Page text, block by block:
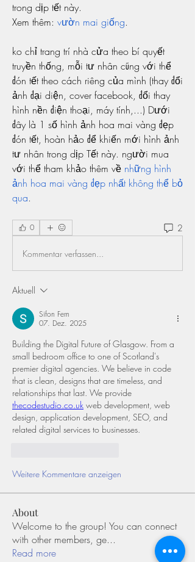
trong dịp tết này.
Xem thêm: vườn mai giống.
ko chỉ trang trí nhà cửa theo bí quyết
truyền thống, mỗi tư nhân cũng với thể
đón tết theo cách riêng của mình (thay đổi
ảnh đại diện, cover facebook, đổi thay
hình nền điện thoại, máy tính,...) Dưới
đây là 1 số hình ảnh hoa mai vàng đẹp
đón tết, hoàn hảo để khiến mới hình ảnh
tư nhân trong dịp Tết này. người mua
với thể tham khảo thêm về những hình
ảnh hoa mai vàng đẹp nhất không thể bỏ
qua.
0 2
Kommentar verfassen...
Aktuell
Sifon Fern
07. Dez. 2025
Building the Digital Future of Glasgow. From a
small bedroom office to one of Scotland's
premier digital agencies. We believe in code
that is clean, designs that are timeless, and
thecodestudio.co.uk web development, web
design, application development, SEO, and
related digital services to businesses.
Weitere Kommentare anzeigen
About
Welcome to the group! You can connect
with other members, ge...
Read more